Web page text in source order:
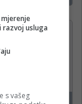
razvoj usluga
s vašeg